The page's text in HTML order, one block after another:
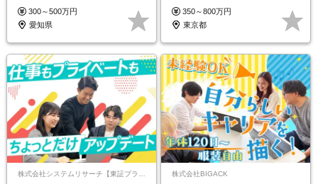
が選べる
300～500万円
愛知県
350～800万円
東京都
株式会社BIGACK